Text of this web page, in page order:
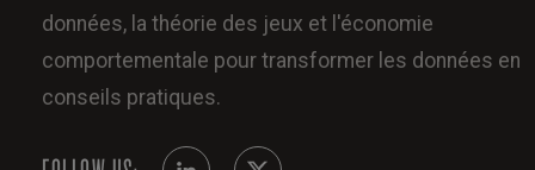
données, la théorie des jeux et l'économie
comportementale pour transformer les données en
conseils pratiques.